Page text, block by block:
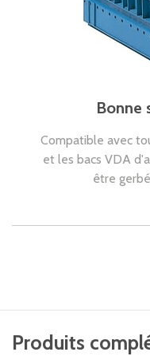
Bonne
Compatible avec
et les bacs VDA
être
Produits